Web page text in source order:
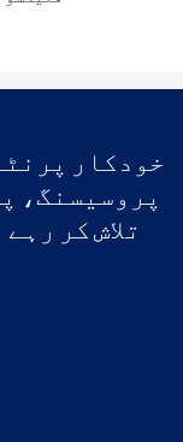
خودکار
پروسیسنگ،
تلاش کر